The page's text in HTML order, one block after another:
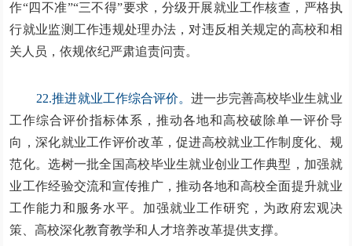
作“四不准”“三不得”要求，分级开展就业工作核查，严格执
行就业监测工作违规处理办法，对违反相关规定的高校和相
关人员，依规依纪严肃追责问责。
22.推进就业工作综合评价。 进一步完善高校毕业生就业
工作综合评价指标体系，推动各地和高校破除单一评价导
向，深化就业工作评价改革，促进高校就业工作制度化、规
范化。选树一批全国高校毕业生就业创业工作典型，加强就
业工作经验交流和宣传推广，推动各地和高校全面提升就业
工作能力和服务水平。加强就业工作研究，为政府宏观决
策、高校深化教育教学和人才培养改革提供支撑。